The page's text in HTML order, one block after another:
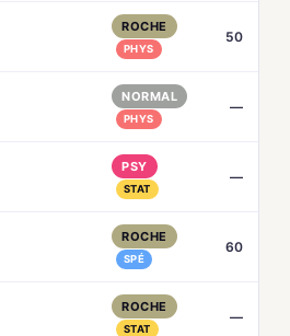
ROCHE
PHYS
50
NORMAL
PHYS
—
PSY
STAT
—
ROCHE
SPÉ
60
ROCHE
STAT
—